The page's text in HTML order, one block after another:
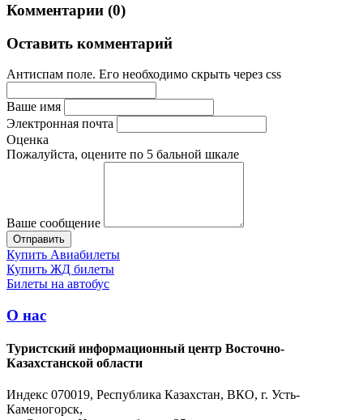
Комментарии (0)
Оставить комментарий
Антиспам поле. Его необходимо скрыть через css
Ваше имя
Электронная почта
Оценка
Пожалуйста, оцените по 5 бальной шкале
Ваше сообщение
Купить Авиабилеты
Купить ЖД билеты
Билеты на автобус
О нас
Туристский информационный центр Восточно-
Казахстанской области
Индекс 070019, Республика Казахстан, ВКО, г. Усть-
Каменогорск,